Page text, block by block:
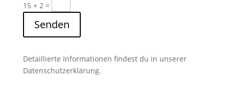
15 + 2=
Senden
Detaillierte Informationen findest du in unserer
Datenschutzerklärung.